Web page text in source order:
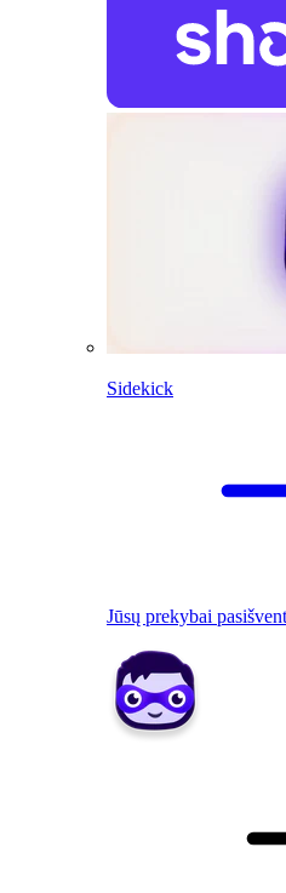
Sidekick
Jūsų prekybai